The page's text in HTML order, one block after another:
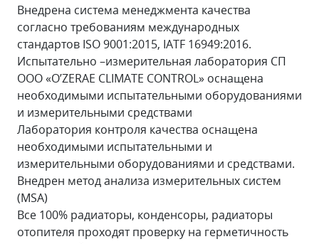
Внедрена система менеджмента качества
согласно требованиям международных
стандартов ISO 9001:2015, IATF 16949:2016.
Испытательно –измерительная лаборатория СП
ООО «O’ZERAE CLIMATE CONTROL» оснащена
необходимыми испытательными оборудованиями
и измерительными средствами
Лаборатория контроля качества оснащена
необходимыми испытательными и
измерительными оборудованиями и средствами.
Внедрен метод анализа измерительных систем
(MSA)
Все 100% радиаторы, конденсоры, радиаторы
отопителя проходят проверку на герметичность